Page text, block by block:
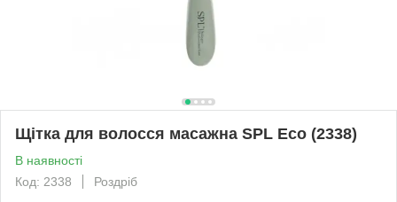
Щітка для волосся масажна SPL Eco (2338)
В наявності
Код: 2338
Роздріб